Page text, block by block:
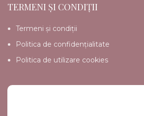
TERMENI ȘI CONDIȚII
Termeni și condiții
Politica de confidențialitate
Politica de utilizare cookies